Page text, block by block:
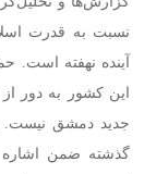
آینده نهفته است.
این کشور به دور
جدید دمشق نیست.
گذشته ضمن اشاره